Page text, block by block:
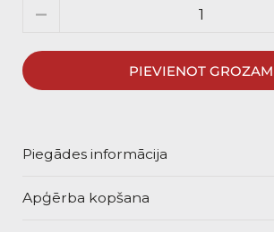
PIEVIENOT GROZAM
Piegādes informācija
Apģērba kopšana